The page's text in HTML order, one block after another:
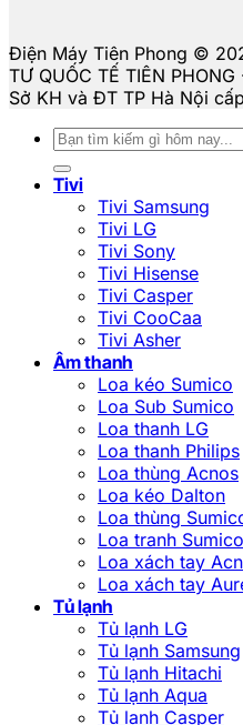
Điện Máy Tiên Phong ©
TƯ QUỐC TẾ TIÊN
Sở KH và ĐT TP Hà Nội
Tìm
kiếm:
Tivi
Tivi Samsung
Tivi LG
Tivi Sony
Tivi Hisense
Tivi Casper
Tivi CooCaa
Tivi Asher
Âm thanh
Loa kéo Sumico
Loa Sub Sumico
Loa thanh LG
Loa thanh Philips
Loa thùng Acnos
Loa kéo Dalton
Loa thùng
Loa tranh Sumico
Loa xách tay
Loa xách tay
Tủ lạnh
Tủ lạnh LG
Tủ lạnh Samsung
Tủ lạnh Hitachi
Tủ lạnh Aqua
Tủ lạnh Casper